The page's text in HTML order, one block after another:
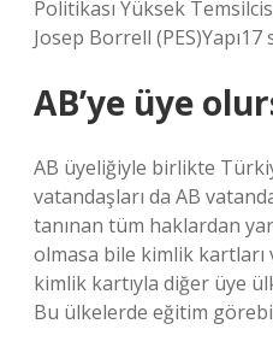
Politikası Yüksek
Josep Borrell (PES)Yapı17
AB’ye üye
AB üyeliğiyle birlikte
vatandaşları da AB
tanınan tüm haklardan
olmasa bile kimlik
kimlik kartıyla diğer üye
Bu ülkelerde eğitim